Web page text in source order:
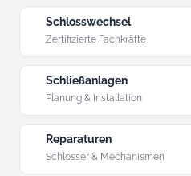
Schlosswechsel
Zertifizierte Fachkräfte
Schließanlagen
Planung & Installation
Reparaturen
Schlösser & Mechanismen